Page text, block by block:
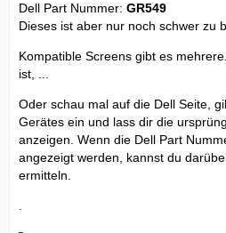
Dell Part Nummer: GR549
Dieses ist aber nur noch schwer zu
Kompatible Screens gibt es
ist, ...
Oder schau mal auf die Dell Seite,
Gerätes ein und lass dir die
anzeigen. Wenn die Dell Part
angezeigt werden, kannst du
ermitteln.
.